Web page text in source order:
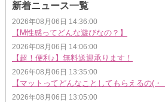
新着ニュース一覧
【M性感ってどんな遊びなの？】
2026年08月06日 14:36:00
【超！便利♪】無料送迎承ります！
2026年08月06日 14:06:00
【マットってどんなことしてもらえるの(・
2026年08月06日 13:35:00
2026年08月06日 13:05:00